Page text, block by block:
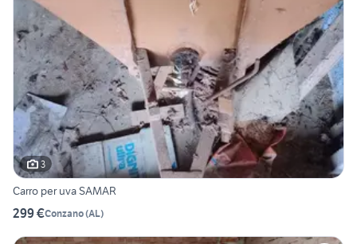
3
Carro per uva SAMAR
299 €Conzano(AL)